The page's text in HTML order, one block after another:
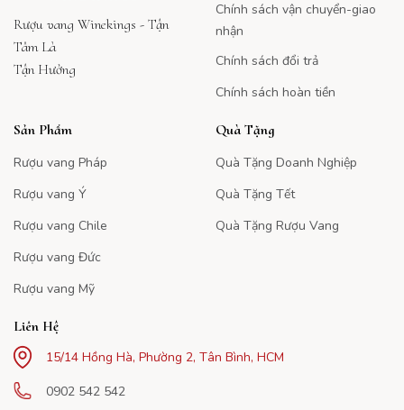
Rượu vang Winekings - Tận
Tâm Là
Tận Hưởng
Chính sách vận chuyển-giao
nhận
Chính sách đổi trả
Chính sách hoàn tiền
Sản Phẩm
Rượu vang Pháp
Rượu vang Ý
Rượu vang Chile
Rượu vang Đức
Rượu vang Mỹ
Quà Tặng
Quà Tặng Doanh Nghiệp
Quà Tặng Tết
Quà Tặng Rượu Vang
Liên Hệ
15/14 Hồng Hà, Phường 2, Tân Bình, HCM
0902 542 542